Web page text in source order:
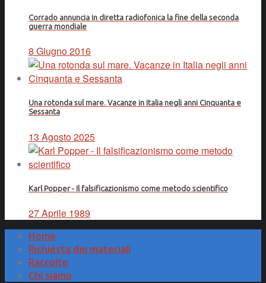
Corrado annuncia in diretta radiofonica la fine della seconda
guerra mondiale
8 Giugno 2016
Una rotonda sul mare. Vacanze in Italia negli anni Cinquanta e
Sessanta
13 Agosto 2025
Karl Popper - Il falsificazionismo come metodo scientifico
27 Aprile 1989
Home
Richiesta dei materiali
Raccolte
Chi siamo